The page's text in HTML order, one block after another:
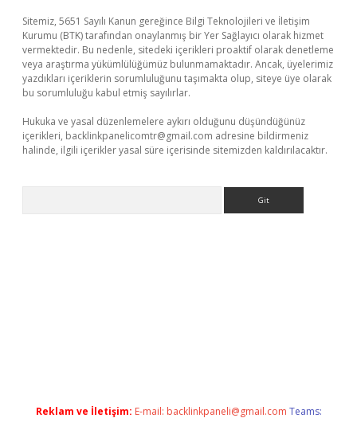
Sitemiz, 5651 Sayılı Kanun gereğince Bilgi Teknolojileri ve İletişim
Kurumu (BTK) tarafından onaylanmış bir Yer Sağlayıcı olarak hizmet
vermektedir. Bu nedenle, sitedeki içerikleri proaktif olarak denetleme
veya araştırma yükümlülüğümüz bulunmamaktadır. Ancak, üyelerimiz
yazdıkları içeriklerin sorumluluğunu taşımakta olup, siteye üye olarak
bu sorumluluğu kabul etmiş sayılırlar.
Hukuka ve yasal düzenlemelere aykırı olduğunu düşündüğünüz
içerikleri, backlinkpanelicomtr@gmail.com adresine bildirmeniz
halinde, ilgili içerikler yasal süre içerisinde sitemizden kaldırılacaktır.
Reklam ve İletişim: E-mail: backlinkpaneli@gmail.com Teams: